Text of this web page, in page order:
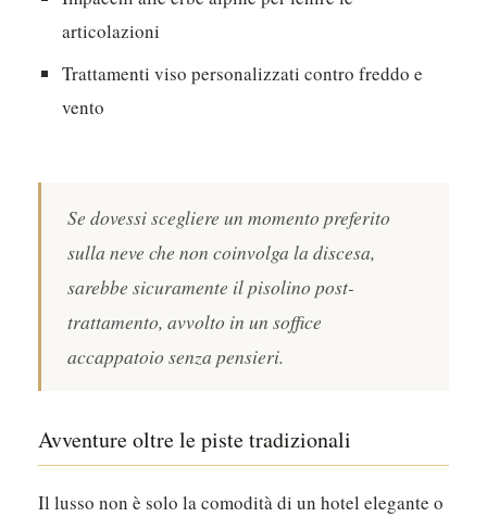
articolazioni
Trattamenti viso personalizzati contro freddo e
vento
Se dovessi scegliere un momento preferito
sulla neve che non coinvolga la discesa,
sarebbe sicuramente il pisolino post-
trattamento, avvolto in un soffice
accappatoio senza pensieri.
Avventure oltre le piste tradizionali
Il lusso non è solo la comodità di un hotel elegante o